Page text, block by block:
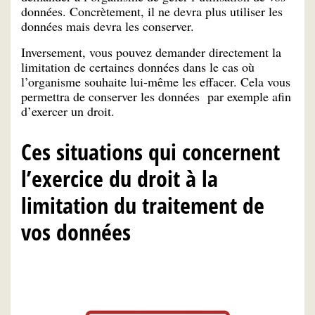
données. Concrètement, il ne devra plus utiliser les
données mais devra les conserver.
Inversement, vous pouvez demander directement la
limitation de certaines données dans le cas où
l’organisme souhaite lui-même les effacer. Cela vous
permettra de conserver les données par exemple afin
d’exercer un droit.
Ces situations qui concernent
l’exercice du droit à la
limitation du traitement de
vos données